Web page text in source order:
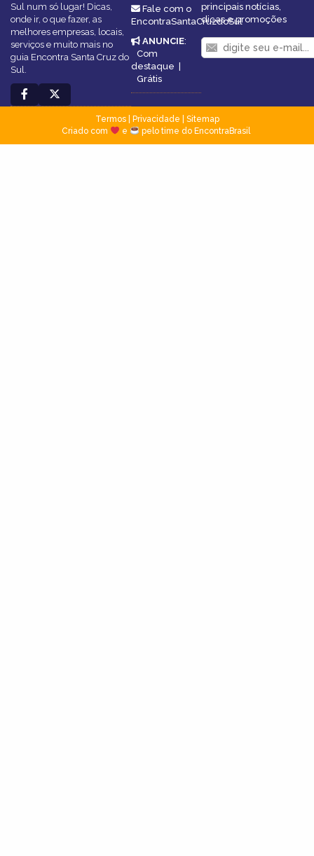
Sul num só lugar! Dicas,
onde ir, o que fazer, as
melhores empresas, locais,
serviços e muito mais no
guia Encontra Santa Cruz do
Sul.
Fale com o
EncontraSantaCruzdoSul
ANUNCIE:
Com
destaque |
Grátis
principais notícias,
dicas e promoções
Termos| Privacidade
Sitemap
Criado com
e pelo time do EncontraBrasil